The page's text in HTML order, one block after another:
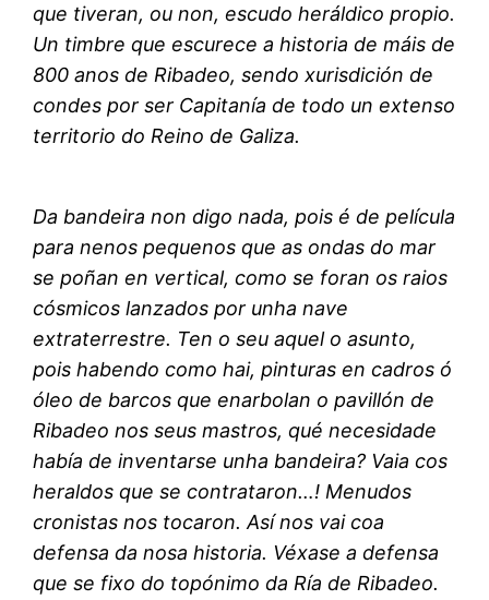
que tiveran, ou non, escudo heráldico propio.
Un timbre que escurece a historia de máis de
800 anos de Ribadeo, sendo xurisdición de
condes por ser Capitanía de todo un extenso
territorio do Reino de Galiza.
Da bandeira non digo nada, pois é de película
para nenos pequenos que as ondas do mar
se poñan en vertical, como se foran os raios
cósmicos lanzados por unha nave
extraterrestre. Ten o seu aquel o asunto,
pois habendo como hai, pinturas en cadros ó
óleo de barcos que enarbolan o pavillón de
Ribadeo nos seus mastros, qué necesidade
había de inventarse unha bandeira? Vaia cos
heraldos que se contrataron…! Menudos
cronistas nos tocaron. Así nos vai coa
defensa da nosa historia. Véxase a defensa
que se fixo do topónimo da Ría de Ribadeo.